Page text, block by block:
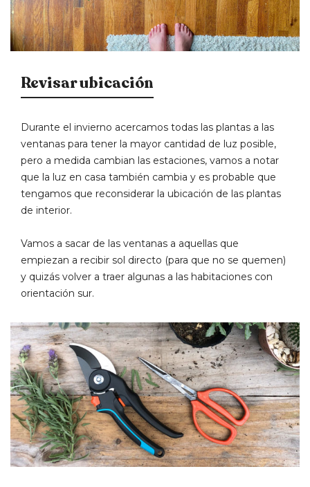
Revisar ubicación
Durante el invierno acercamos todas las plantas a las
ventanas para tener la mayor cantidad de luz posible,
pero a medida cambian las estaciones, vamos a notar
que la luz en casa también cambia y es probable que
tengamos que reconsiderar la ubicación de las plantas
de interior.
Vamos a sacar de las ventanas a aquellas que
empiezan a recibir sol directo (para que no se quemen)
y quizás volver a traer algunas a las habitaciones con
orientación sur.